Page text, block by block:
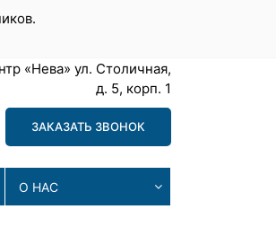
«Нева» ул. Столичная,
д. 5, корп. 1
ЗАКАЗАТЬ ЗВОНОК
О НАС